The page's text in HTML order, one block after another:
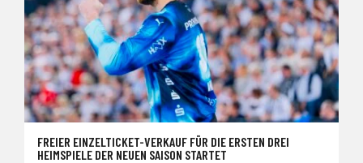
FREIER EINZELTICKET-VERKAUF FÜR DIE ERSTEN DREI
HEIMSPIELE DER NEUEN SAISON STARTET